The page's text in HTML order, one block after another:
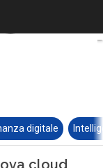
digitale
cloud,